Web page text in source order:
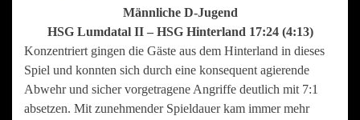
Männliche D-Jugend
HSG Lumdatal II – HSG Hinterland 17:24 (4:13)
Konzentriert gingen die Gäste aus dem Hinterland in dieses
Spiel und konnten sich durch eine konsequent agierende
Abwehr und sicher vorgetragene Angriffe deutlich mit 7:1
absetzen. Mit zunehmender Spieldauer kam immer mehr